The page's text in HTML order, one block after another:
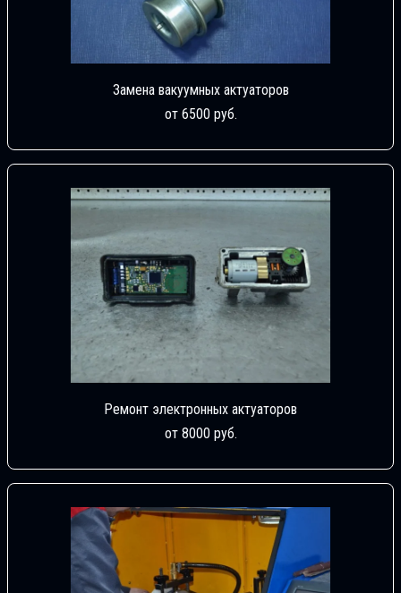
Замена вакуумных актуаторов
от 6500 руб.
Ремонт электронных актуаторов
от 8000 руб.